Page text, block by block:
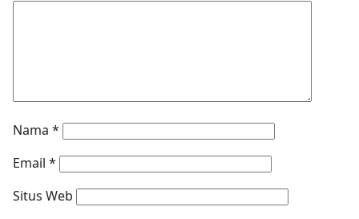
Nama *
Email *
Situs Web